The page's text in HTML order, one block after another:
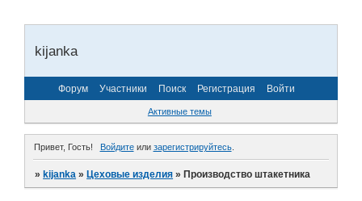
kijanka
Форум Участники Поиск Регистрация Войти
Активные темы
Привет, Гость! Войдитеили зарегистрируйтесь.
»kijanka »Цеховые изделия »Производство штакетника